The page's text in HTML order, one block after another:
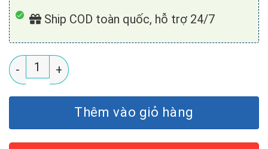
Ship COD toàn quốc, hỗ trợ 24/7
Lõi Lọc Số 1 PP 5 Micron Euromade 10 Inch (Model
Thêm vào giỏ hàng